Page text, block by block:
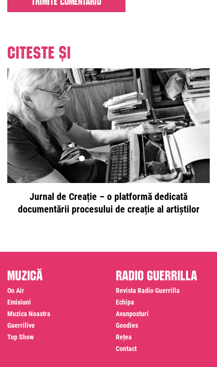
Citeste și
Jurnal de Creație – o platformă dedicată
documentării procesului de creație al artiștilor
Muzică
On Air
Emisiuni
Muzica Noastra
Guerrilive
Top Show
Radio Guerrilla
Revista Radio Guerrilla
Echipa
Avanposturi
Goodies
Rețea
Contact